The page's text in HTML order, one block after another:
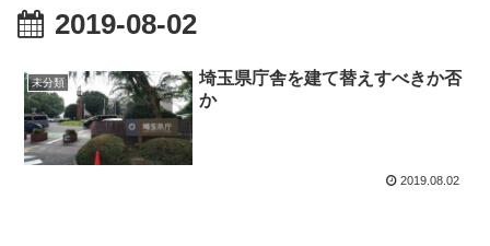
2019-08-02
未分類
埼玉県庁舎を建て替えすべきか否
か
2019.08.02